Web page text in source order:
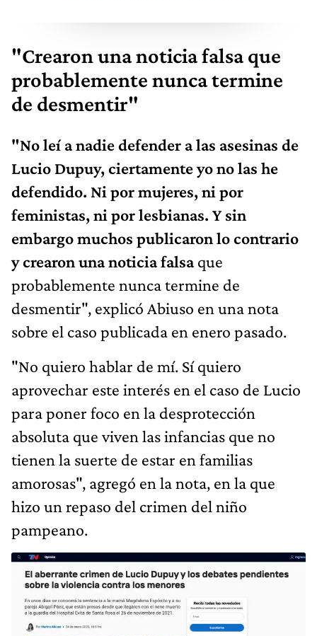
"Crearon una noticia falsa que
probablemente nunca termine
de desmentir"
"No leí a nadie defender a las asesinas de
Lucio Dupuy, ciertamente yo no las he
defendido. Ni por mujeres, ni por
feministas, ni por lesbianas. Y sin
embargo muchos publicaron lo contrario
y crearon una noticia falsaque
probablemente nunca termine de
desmentir", explicó Abiuso en una nota
sobre el caso publicada en enero pasado.
"No quiero hablar de mí. Sí quiero
aprovechar este interés en el caso de Lucio
para poner foco en la desprotección
absoluta que viven las infancias que no
tienen la suerte de estar en familias
amorosas", agregó en la nota, en la que
hizo un repaso del crimen del niño
pampeano.